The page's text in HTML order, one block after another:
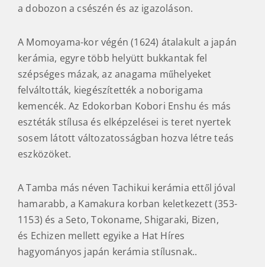
a dobozon a csészén és az igazoláson.
A Momoyama-kor végén (1624) átalakult a japán
kerámia, egyre több helyütt bukkantak fel
szépséges mázak, az anagama műhelyeket
felváltották, kiegészítették a noborigama
kemencék. Az Edokorban Kobori Enshu és más
esztéták stílusa és elképzelései is teret nyertek
sosem látott változatosságban hozva létre teás
eszközöket.
A Tamba más néven Tachikui kerámia ettől jóval
hamarabb, a Kamakura korban keletkezett (353-
1153) és a Seto, Tokoname, Shigaraki, Bizen,
és Echizen mellett egyike a Hat Híres
hagyományos japán kerámia stílusnak..